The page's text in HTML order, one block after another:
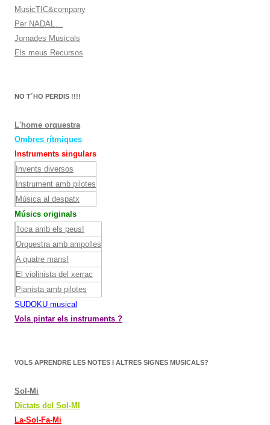
MusicTIC&company
Per NADAL…
Jornades Musicals
Els meus Recursos
NO T´HO PERDIS !!!!
L'home orquestra
Ombres rítmiques
Instruments singulars
Invents diversos
Instrument amb pilotes
Música al despatx
Músics originals
Toca amb els peus!
Orquestra amb ampolles
A quatre mans!
El violinista del xerrac
Pianista amb pilotes
SUDOKU musical
Vols pintar els instruments ?
VOLS APRENDRE LES NOTES I ALTRES SIGNES MUSICALS?
Sol-Mi
Dictats del Sol-MI
La-Sol-Fa-Mi